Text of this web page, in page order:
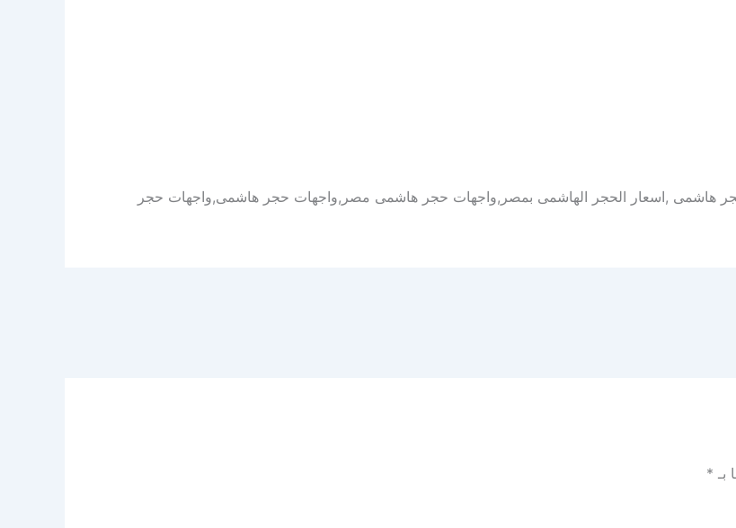
,اسعار الحجر الهاشمى بمصر,واجهات حجر هاشمى مصر,واجهات حجر هاشمى,واجهات حجر
بـ *